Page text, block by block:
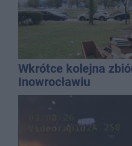
Wkrótce kolejna
Inowrocławiu